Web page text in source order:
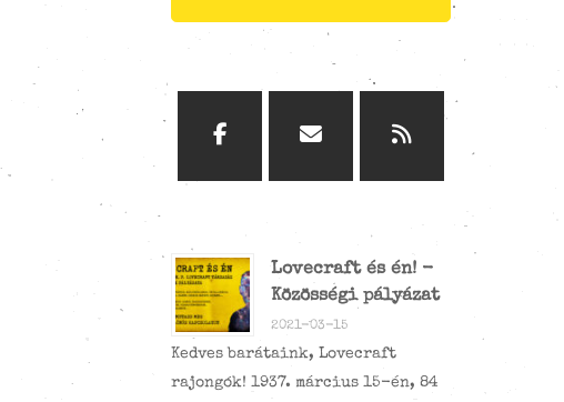
Lovecraft és én! -
Közösségi pályázat
2021-03-15
Kedves barátaink, Lovecraft
rajongók! 1937. március 15-én, 84